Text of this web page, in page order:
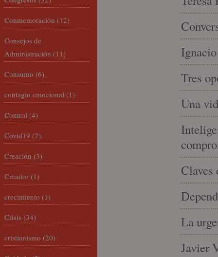
Tres
Una
Claves
La
Javier
Conmemoración (12)
Consejos de
Administración (11)
Consumo (6)
contagio emocional (1)
Control (4)
Covid19 (2)
Creación (3)
Creador (1)
crecimiento (1)
Crisis (34)
cristianismo (20)